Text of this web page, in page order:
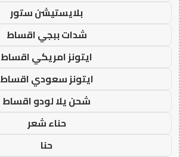
بلايستيشن ستور
شدات ببجي اقساط
ايتونز امريكي اقساط
ايتونز سعودي اقساط
شحن يلا لودو اقساط
حناء شعر
حنا